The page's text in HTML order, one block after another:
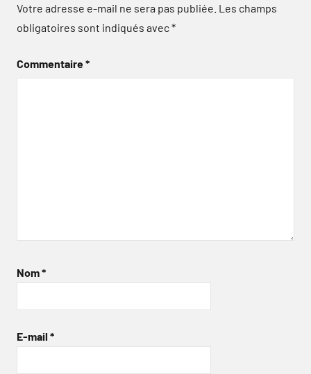
Votre adresse e-mail ne sera pas publiée. Les champs
obligatoires sont indiqués avec*
Commentaire*
Nom*
E-mail *